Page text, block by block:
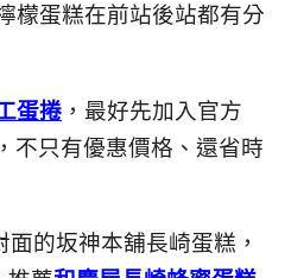
檬蛋糕在前站後站都有分
蛋捲 ，最好先加入官方
不只有優惠價格、還省時
面的坂神本舖長崎蛋糕，